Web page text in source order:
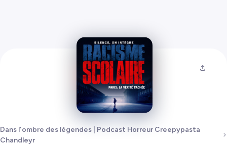
Dans l'ombre des légendes | Podcast Horreur Creepypasta
Chandleyr